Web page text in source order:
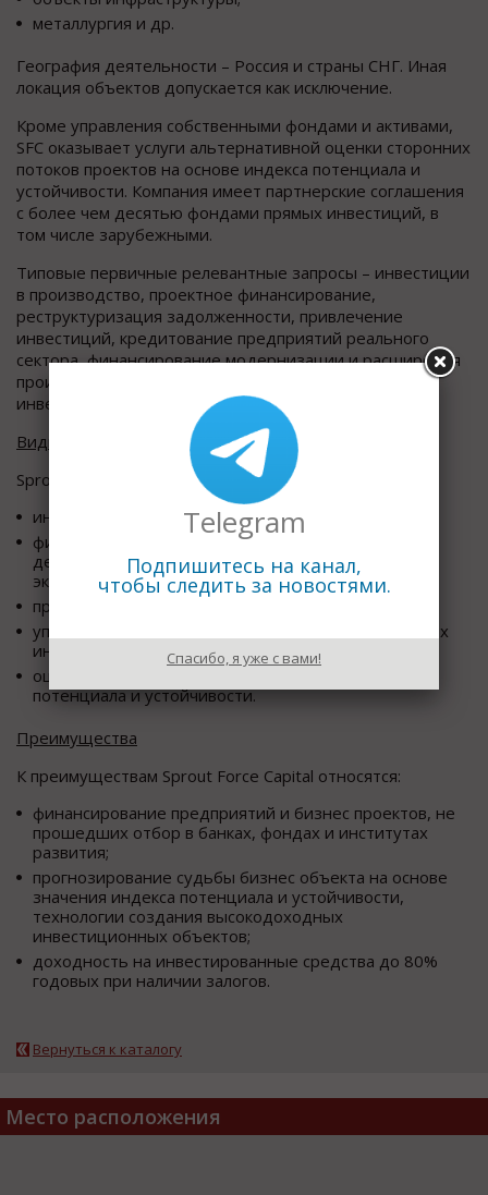
металлургия и др.
География деятельности – Россия и страны СНГ. Иная
локация объектов допускается как исключение.
Кроме управления собственными фондами и активами,
SFC оказывает услуги альтернативной оценки сторонних
потоков проектов на основе индекса потенциала и
устойчивости. Компания имеет партнерские соглашения
с более чем десятью фондами прямых инвестиций, в
том числе зарубежными.
Типовые первичные релевантные запросы – инвестиции
в производство, проектное финансирование,
реструктуризация задолженности, привлечение
инвестиций, кредитование предприятий реального
сектора, финансирование модернизации и расширения
производства, фонды прямых инвестиций, со-
инвестирование в проекты реального сектора.
Виды деятельности
Sprout Force Capital осуществляет:
инвестиции в производство,
финансирование модернизации и расширения
деятельности предприятий реального сектора
экономики,
проектное финансирование,
управление проектами, активами и фондами прямых
инвестиций,
оценку инвестиционных проектов на базе индекса
потенциала и устойчивости.
Преимущества
К преимуществам Sprout Force Capital относятся:
финансирование предприятий и бизнес проектов, не
прошедших отбор в банках, фондах и институтах
развития;
прогнозирование судьбы бизнес объекта на основе
значения индекса потенциала и устойчивости,
технологии создания высокодоходных
инвестиционных объектов;
доходность на инвестированные средства до 80%
годовых при наличии залогов.
Вернуться к каталогу
Место расположения
Telegram
Подпишитесь на канал,
чтобы следить за новостями.
Спасибо, я уже с вами!